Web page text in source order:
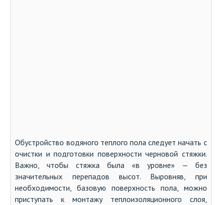
Обустройство водяного теплого пола следует начать с
очистки и подготовки поверхности черновой стяжки.
Важно, чтобы стяжка была «в уровне» — без
значительных перепадов высот. Выровняв, при
необходимости, базовую поверхность пола, можно
приступать к монтажу теплоизоляционного слоя,